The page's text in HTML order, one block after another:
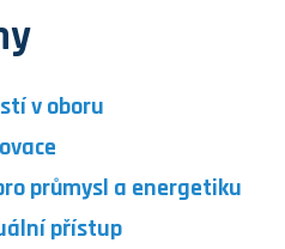
v oboru
průmysl a energetiku
přístup